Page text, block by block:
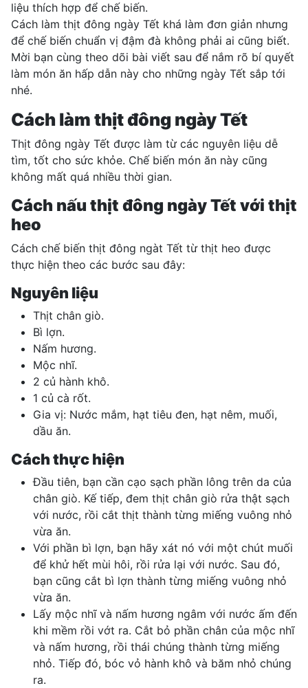
liệu thích hợp để chế biến.
Cách làm thịt đông ngày Tết khá làm đơn giản nhưng
để chế biến chuẩn vị đậm đà không phải ai cũng biết.
Mời bạn cùng theo dõi bài viết sau để nắm rõ bí quyết
làm món ăn hấp dẫn này cho những ngày Tết sắp tới
nhé.
Cách làm thịt đông ngày Tết
Thịt đông ngày Tết được làm từ các nguyên liệu dễ
tìm, tốt cho sức khỏe. Chế biến món ăn này cũng
không mất quá nhiều thời gian.
Cách nấu thịt đông ngày Tết với thịt
heo
Cách chế biến thịt đông ngàt Tết từ thịt heo được
thực hiện theo các bước sau đây:
Nguyên liệu
Thịt chân giò.
Bì lợn.
Nấm hương.
Mộc nhĩ.
2 củ hành khô.
1 củ cà rốt.
Gia vị: Nước mắm, hạt tiêu đen, hạt nêm, muối,
dầu ăn.
Cách thực hiện
Đầu tiên, bạn cần cạo sạch phần lông trên da của
chân giò. Kế tiếp, đem thịt chân giò rửa thật sạch
với nước, rồi cắt thịt thành từng miếng vuông nhỏ
vừa ăn.
Với phần bì lợn, bạn hãy xát nó với một chút muối
để khử hết mùi hôi, rồi rửa lại với nước. Sau đó,
bạn cũng cắt bì lợn thành từng miếng vuông nhỏ
vừa ăn.
Lấy mộc nhĩ và nấm hương ngâm với nước ấm đến
khi mềm rồi vớt ra. Cắt bỏ phần chân của mộc nhĩ
và nấm hương, rồi thái chúng thành từng miếng
nhỏ. Tiếp đó, bóc vỏ hành khô và băm nhỏ chúng
ra.